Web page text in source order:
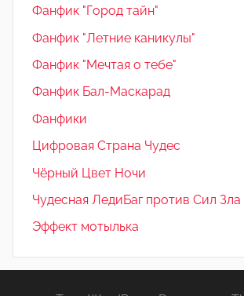
Фанфик "Город тайн"
Фанфик "Летние каникулы"
Фанфик "Мечтая о тебе"
Фанфик Бал-Маскарад
Фанфики
Цифровая Страна Чудес
Чёрный Цвет Ночи
Чудесная ЛедиБаг против Сил Зла
Эффект мотылька